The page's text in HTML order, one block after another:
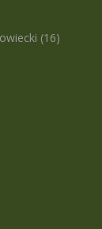
(16)